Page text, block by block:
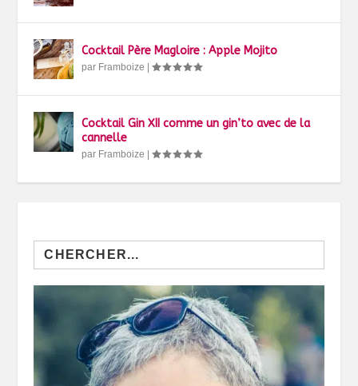
Cocktail Père Magloire : Apple Mojito
par Framboize |
Cocktail Gin XII comme un gin’to avec de la
cannelle
par Framboize |
Search
for: